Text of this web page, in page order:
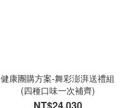
健康團購方案-舞彩澎湃送禮組
(四種口味一次補齊)